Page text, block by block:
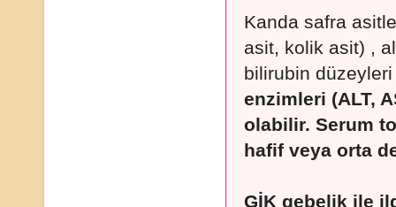
Kanda safra
asit, kolik asit) ,
bilirubin
enzimleri (ALT,
olabilir. Serum
hafif veya orta
GİK gebelik ile